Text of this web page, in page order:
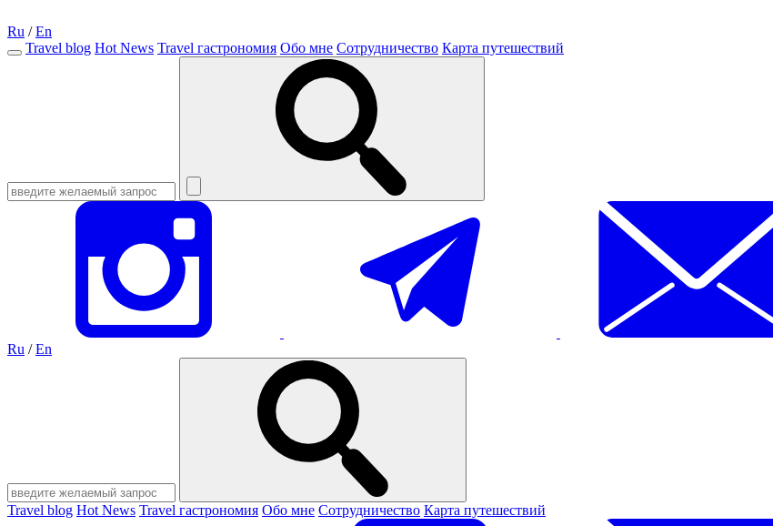
Ru /En
Travel blog Hot News Travel гастрономия Обо мне Сотрудничество Карта путешествий
Ru /En
Travel blog Hot News Travel гастрономия Обо мне Сотрудничество Карта путешествий